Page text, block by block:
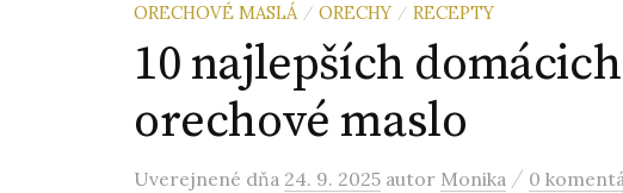
ORECHOVÉ MASLÁ / ORECHY / RECEPTY
10 najlepších
orechové maslo
Uverejnené dňa 24. 9. 2025 autor Monika / 0